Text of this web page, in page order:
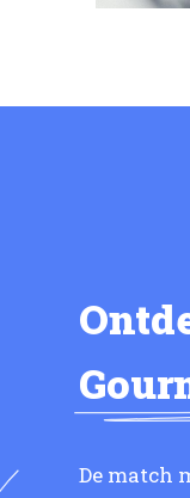
De match